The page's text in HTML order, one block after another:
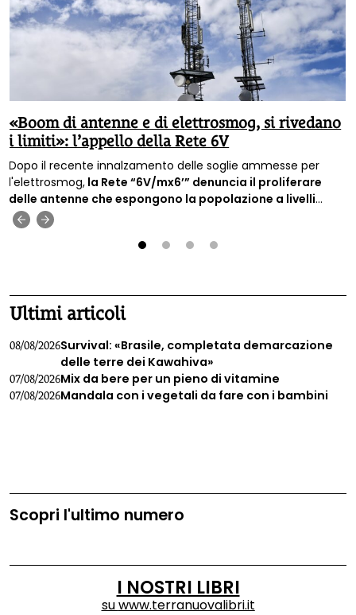
«Boom di antenne e di elettrosmog, si rivedano
i limiti»: l’appello della Rete 6V
Dopo il recente innalzamento delle soglie ammesse per
l'elettrosmog, la Rete “6V/mx6’” denuncia il proliferare
delle antenne che espongono la popolazione a livelli
sempre più alti di inquinamento elettromagnetico e
chiede il ripristino di limiti di legge più bassi.
Ultimi articoli
08/08/2026Survival: «Brasile, completata demarcazione
delle terre dei Kawahiva»
07/08/2026Mix da bere per un pieno di vitamine
07/08/2026Mandala con i vegetali da fare con i bambini
Scopri l'ultimo numero
I NOSTRI LIBRI
suwww.terranuovalibri.it